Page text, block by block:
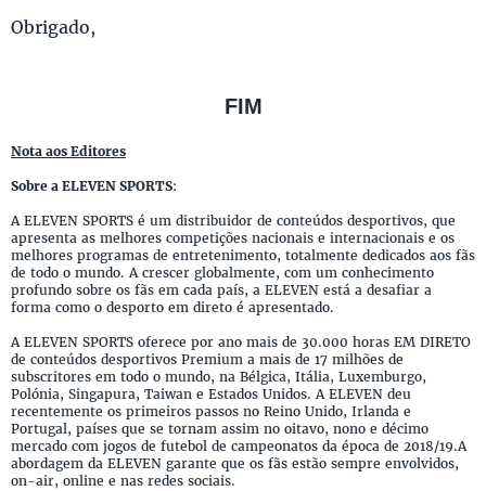
Obrigado,
FIM
Nota aos Editores
Sobre a ELEVEN SPORTS:
A ELEVEN SPORTS é um distribuidor de conteúdos desportivos, que
apresenta as melhores competições nacionais e internacionais e os
melhores programas de entretenimento, totalmente dedicados aos fãs
de todo o mundo. A crescer globalmente, com um conhecimento
profundo sobre os fãs em cada país, a ELEVEN está a desafiar a
forma como o desporto em direto é apresentado.
A ELEVEN SPORTS oferece por ano mais de 30.000 horas EM DIRETO
de conteúdos desportivos Premium a mais de 17 milhões de
subscritores em todo o mundo, na Bélgica, Itália, Luxemburgo,
Polónia, Singapura, Taiwan e Estados Unidos. A ELEVEN deu
recentemente os primeiros passos no Reino Unido, Irlanda e
Portugal, países que se tornam assim no oitavo, nono e décimo
mercado com jogos de futebol de campeonatos da época de 2018/19.A
abordagem da ELEVEN garante que os fãs estão sempre envolvidos,
on-air, online e nas redes sociais.